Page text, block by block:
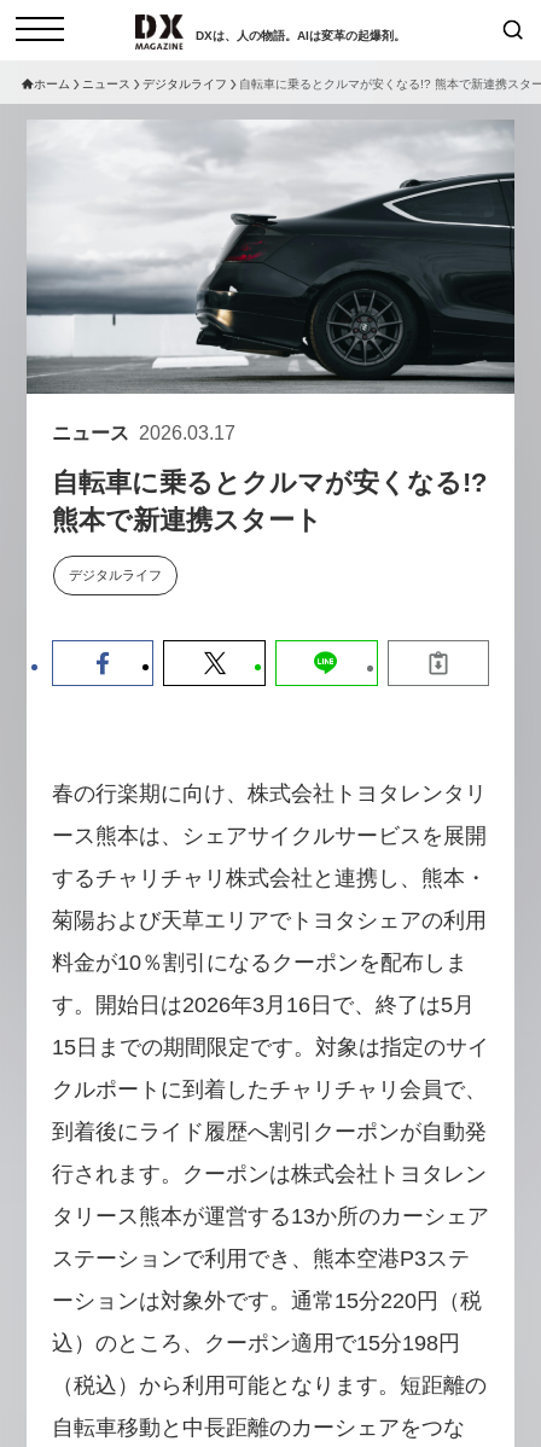
DXは、人の物語。AIは変革の起爆剤。
インタビュー
日本オムニチャネル協会
トップページ
動画
サイトマップ
お問い合わせ
個人情報保護法について
採用情報
検索
現在開催予定のセミナー
【8/6開催】AIエージェント時
代、日本企業は何から始めるべき
流から学ぶ〜
セミナー
【8/12開催】「イノベーションを
～
2026-06-10
ホーム ニュース デジタルライフ 自転車に乗るとクルマが安くなる!? 熊本で新連携スタ
ニュース 2026.03.17
自転車に乗るとクルマが安くなる!?
熊本で新連携スタート
デジタルライフ
春の行楽期に向け、株式会社トヨタレンタリ
ース熊本は、シェアサイクルサービスを展開
するチャリチャリ株式会社と連携し、熊本・
菊陽および天草エリアでトヨタシェアの利用
料金が10％割引になるクーポンを配布しま
す。開始日は2026年3月16日で、終了は5月
15日までの期間限定です。対象は指定のサイ
クルポートに到着したチャリチャリ会員で、
到着後にライド履歴へ割引クーポンが自動発
行されます。クーポンは株式会社トヨタレン
タリース熊本が運営する13か所のカーシェア
ステーションで利用でき、熊本空港P3ステ
ーションは対象外です。通常15分220円（税
込）のところ、クーポン適用で15分198円
（税込）から利用可能となります。短距離の
自転車移動と中長距離のカーシェアをつな